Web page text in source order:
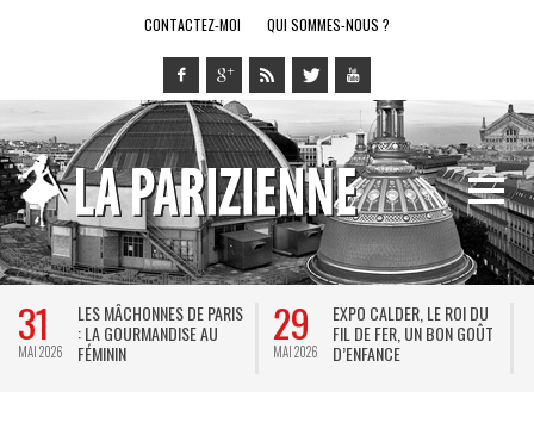
CONTACTEZ-MOI QUI SOMMES-NOUS ?
31
MAI 2026
LES MÂCHONNES DE PARIS
: LA GOURMANDISE AU
FÉMININ
29
MAI 2026
EXPO CALDER, LE ROI DU
FIL DE FER, UN BON GOÛT
D’ENFANCE